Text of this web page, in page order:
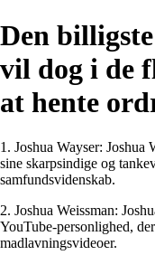
Den
vil dog i de
at hente
1. Joshua Wayser: Joshua
sine skarpsindige og
samfundsvidenskab.
2. Joshua Weissman:
YouTube-personlighed,
madlavningsvideoer.